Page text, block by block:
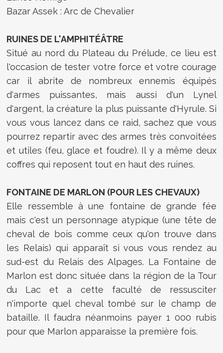
Bazar Assek : Arc de Chevalier
RUINES DE L'AMPHITÉÂTRE
Situé au nord du Plateau du Prélude, ce lieu est
l'occasion de tester votre force et votre courage
car il abrite de nombreux ennemis équipés
d'armes puissantes, mais aussi d'un Lynel
d'argent, la créature la plus puissante d'Hyrule. Si
vous vous lancez dans ce raid, sachez que vous
pourrez repartir avec des armes très convoitées
et utiles (feu, glace et foudre). Il y a même deux
coffres qui reposent tout en haut des ruines.
FONTAINE DE MARLON (POUR LES CHEVAUX)
Elle ressemble à une fontaine de grande fée
mais c'est un personnage atypique (une tête de
cheval de bois comme ceux qu'on trouve dans
les Relais) qui apparaît si vous vous rendez au
sud-est du Relais des Alpages. La Fontaine de
Marlon est donc située dans la région de la Tour
du Lac et a cette faculté de ressusciter
n'importe quel cheval tombé sur le champ de
bataille. Il faudra néanmoins payer 1 000 rubis
pour que Marlon apparaisse la première fois.